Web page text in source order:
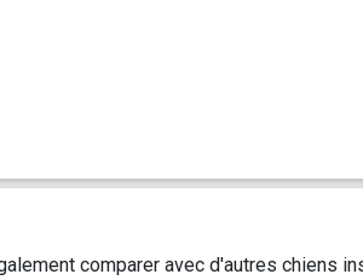
comparer avec d'autres chiens